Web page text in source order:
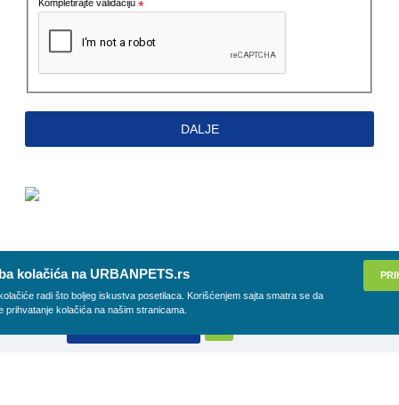
DODAJ U KORPU
Kompletirajte validaciju
DALJE
kolačića na URBANPETS.rs
radi što boljeg iskustva posetilaca. Korišćenjem sajta smatra se da
prihvatanje kolačića na našim stranicama.